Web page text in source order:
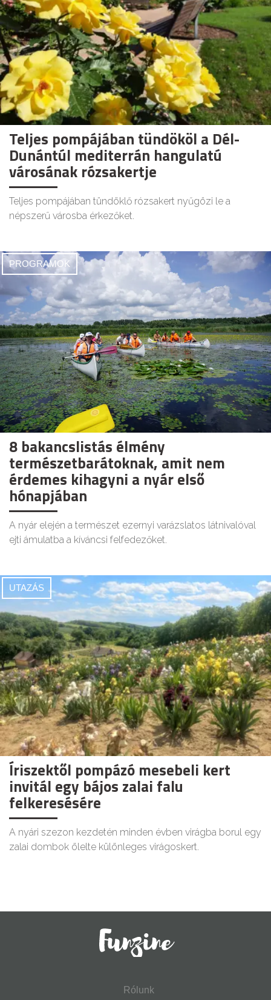
Teljes pompájában tündököl a Dél-
Dunántúl mediterrán hangulatú
városának rózsakertje
Teljes pompájában tündöklő rózsakert nyűgözi le a
népszerű városba érkezőket.
PROGRAMOK
8 bakancslistás élmény
természetbarátoknak, amit nem
érdemes kihagyni a nyár első
hónapjában
A nyár elején a természet ezernyi varázslatos látnivalóval
ejti ámulatba a kíváncsi felfedezőket.
UTAZÁS
Íriszektől pompázó mesebeli kert
invitál egy bájos zalai falu
felkeresésére
A nyári szezon kezdetén minden évben virágba borul egy
zalai dombok ölelte különleges virágoskert.
Rólunk